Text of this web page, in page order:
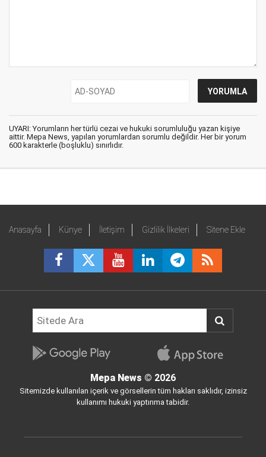
UYARI: Yorumların her türlü cezai ve hukuki sorumluluğu yazan kişiye
aittir. Mepa News, yapılan yorumlardan sorumlu değildir. Her bir yorum
600 karakterle (boşluklu) sınırlıdır.
Anasayfa Künye İletişim Gizlilik İlkeleri Sitene Ekle
Mepa News © 2026
Sitemizde kullanılan içerik ve görsellerin tüm hakları saklıdır, izinsiz
kullanımı hukuki yaptırıma tabidir.